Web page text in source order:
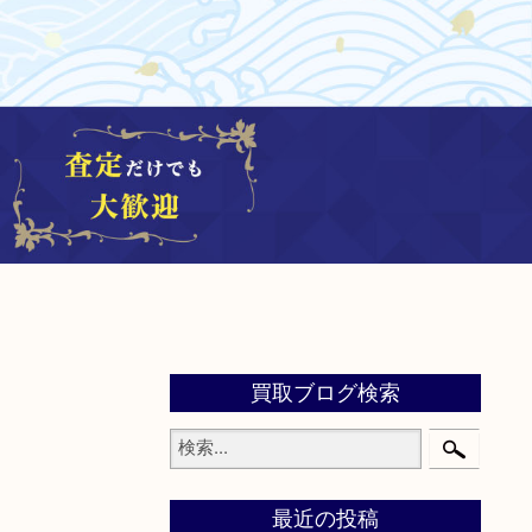
買取ブログ検索
最近の投稿